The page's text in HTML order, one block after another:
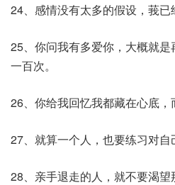
24、感情没有太多的假设，莪已
25、你问我有多爱你，大概就
一百次。
26、你给我回忆我都藏在心底，
27、就算一个人，也要练习对自
28、亲手退走的人，就不要渴望